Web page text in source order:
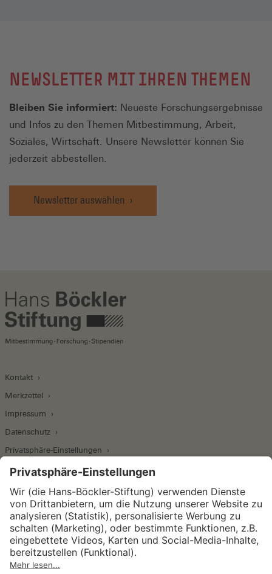
NEWSLETTER MIT IHREN THEMEN
Bleiben Sie informiert: Neueste Forschungsergebnisse
und Infos zu den Themen Mitbestimmung, Arbeit,
Soziales, Wirtschaft. Unsere Newsletter können Sie
jederzeit abbestellen.
Newsletter auswählen
Kontakt
Merkzettel
Impressum
Datenschutz
Privatsphäre-Einstellungen
Wirtschafts- und Sozialwissenschaftliches Institut
Institut für Makroökonomie und
Konjunkturforschung